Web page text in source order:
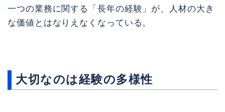
一つの業務に関する「長年の経験」が、人材の大き
な価値とはなりえなくなっている。
大切なのは経験の多様性